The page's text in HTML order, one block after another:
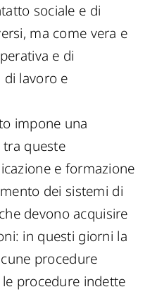
sociale e di
ma come vera e
e di
lavoro e
impone una
queste
e formazione
dei sistemi di
devono acquisire
in questi giorni la
procedure
procedure indette